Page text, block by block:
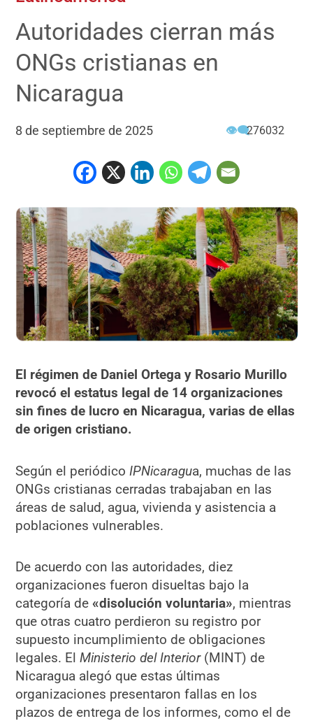
Autoridades cierran más
ONGs cristianas en
Nicaragua
8 de septiembre de 2025 👁‍🗨276032
El régimen de Daniel Ortega y Rosario Murillo
revocó el estatus legal de 14 organizaciones
sin fines de lucro en Nicaragua, varias de ellas
de origen cristiano.
Según el periódicoIPNicaragua, muchas de las
ONGs cristianas cerradas trabajaban en las
áreas de salud, agua, vivienda y asistencia a
poblaciones vulnerables.
De acuerdo con las autoridades, diez
organizaciones fueron disueltas bajo la
categoría de «disolución voluntaria», mientras
que otras cuatro perdieron su registro por
supuesto incumplimiento de obligaciones
legales. ElMinisterio del Interior(MINT) de
Nicaragua alegó que estas últimas
organizaciones presentaron fallas en los
plazos de entrega de los informes, como el de